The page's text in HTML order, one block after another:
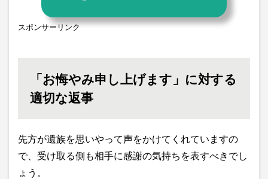
スポンサーリンク
「お悔やみ申し上げます」に対する
適切な返事
先方が遺族を思いやって声をかけてくれていますの
で、受け取る側も相手に感謝の気持ちを表すべきでし
ょう。